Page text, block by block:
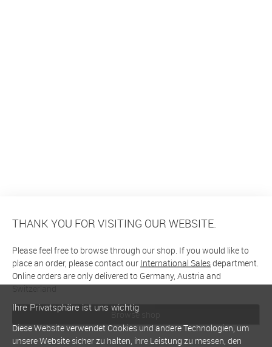
THANK YOU FOR VISITING OUR WEBSITE.
Please feel free to browse through our shop. If you would like to
place an order, please contact our International Salesdepartment.
Online orders are only delivered to Germany, Austria and
Switzerland
Browse shop
Ihre Privatsphäre ist uns wichtig
Diese Website verwendet Cookies und andere Technologien, um
unsere Website sicher zu halten, ihre Leistung zu messen, den